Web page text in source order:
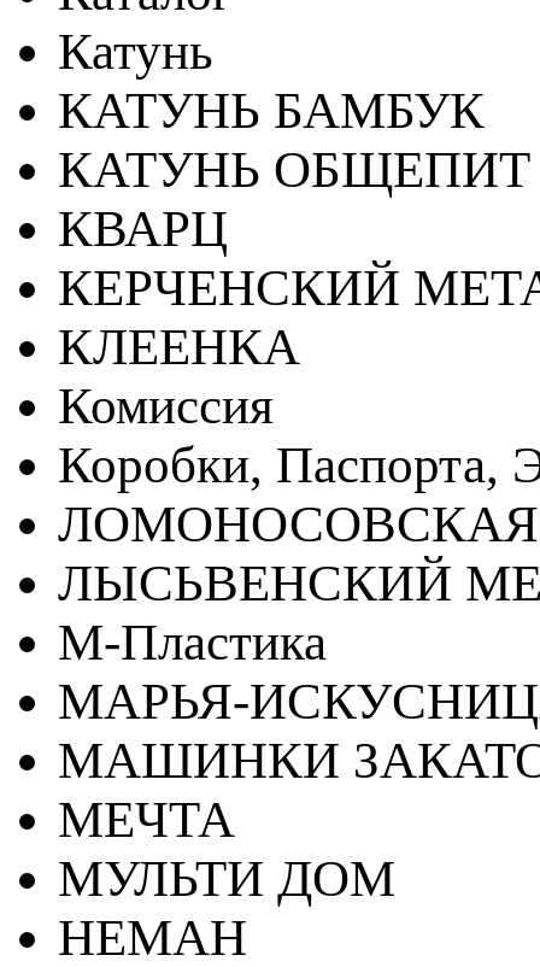
Катунь
КАТУНЬ БАМБУК
КАТУНЬ ОБЩЕПИТ
КВАРЦ
КЕРЧЕНСКИЙ
КЛЕЕНКА
Комиссия
Коробки, Паспорта,
ЛЫСЬВЕНСКИЙ
М-Пластика
МАРЬЯ-
МАШИНКИ
МЕЧТА
МУЛЬТИ ДОМ
НЕМАН